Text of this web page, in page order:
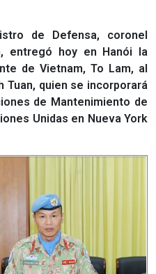
de Defensa, coronel
entregó hoy en Hanói la
de Vietnam, To Lam, al
quien se incorporará
de Mantenimiento de
Unidas en Nueva York